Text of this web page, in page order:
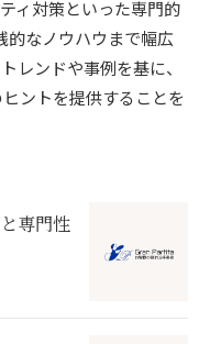
ィ対策といった専門的
的なノウハウまで幅広
レンドや事例を基に、
ントを提供することを
専門性